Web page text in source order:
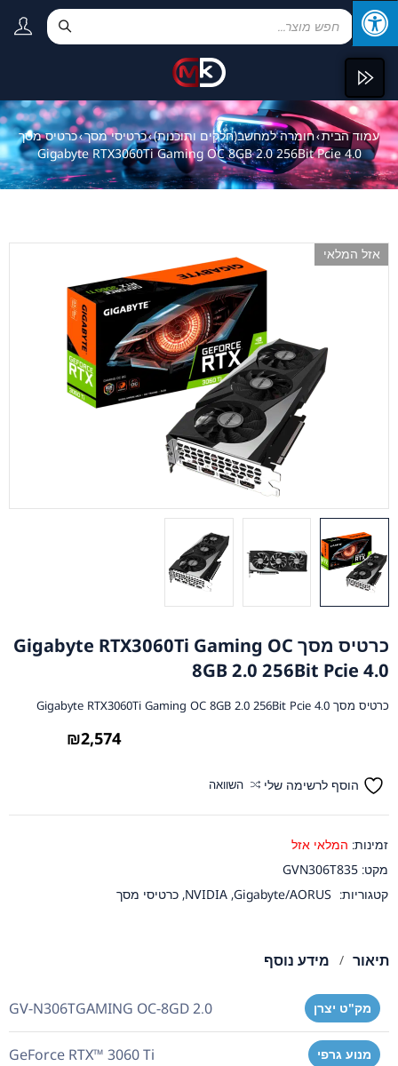
עמוד הבית›חומרה למחשב(חלקים ותוכנות)›כרטיסי מסך›כרטיס מסך
Gigabyte RTX3060Ti Gaming OC 8GB 2.0 256Bit Pcie 4.0
אזל המלאי
כרטיס מסך Gigabyte RTX3060Ti Gaming OC
8GB 2.0 256Bit Pcie 4.0
כרטיס מסך Gigabyte RTX3060Ti Gaming OC 8GB 2.0 256Bit Pcie 4.0
₪2,574
הוסף לרשימה שלי השוואה
זמינות: המלאי אזל
מקט: GVN306T835
קטגוריות: Gigabyte/AORUS
,
NVIDIA
, כרטיסי מסך
תיאור מידע נוסף
מק"ט יצרן GV-N306TGAMING OC-8GD 2.0
מנוע גרפי GeForce RTX™ 3060 Ti